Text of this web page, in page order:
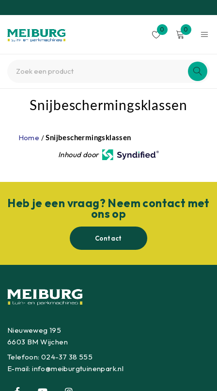
0 0
Snijbeschermingsklassen
Home /Snijbeschermingsklassen
Inhoud door
Heb je een vraag? Neem contact met
ons op
Contact
Nieuweweg 195
6603 BM Wijchen
Telefoon:024-37 38 555
E-mail:info@meiburgtuinenpark.nl